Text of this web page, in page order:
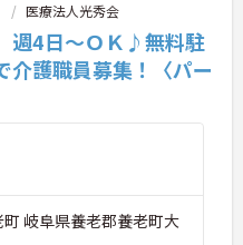
医療法人光秀会
週4日～ＯＫ♪無料駐
護職員募集！〈パー
岐阜県養老郡養老町大